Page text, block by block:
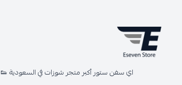
اي سفن ستور أكبر متجر شوزات في السعودية 👟